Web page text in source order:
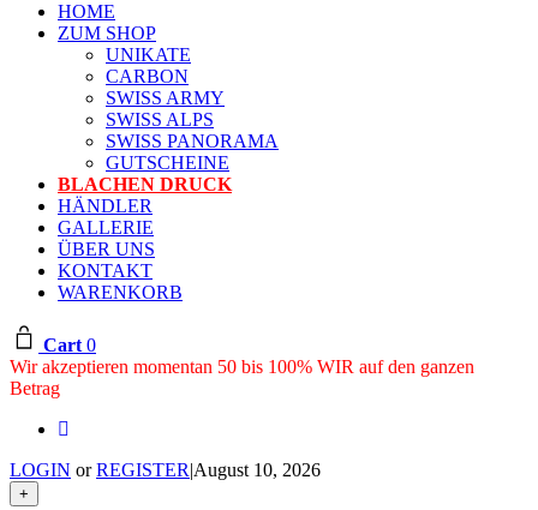
HOME
ZUM SHOP
UNIKATE
CARBON
SWISS ARMY
SWISS ALPS
SWISS PANORAMA
GUTSCHEINE
BLACHEN DRUCK
HÄNDLER
GALLERIE
ÜBER UNS
KONTAKT
WARENKORB
Cart 0
Wir akzeptieren momentan 50 bis 100% WIR auf den ganzen
Betrag
LOGIN orREGISTER|August 10, 2026
+